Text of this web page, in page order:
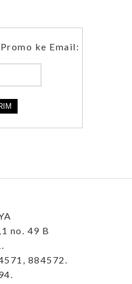
ke Email:
no. 49 B
884572.